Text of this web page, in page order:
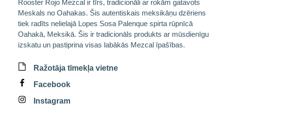
Rooster Rojo Mezcal ir tīrs, tradicionāli ar rokām gatavots
Meskals no Oahakas. Šis autentiskais meksikāņu dzēriens
tiek radīts nelielajā Lopes Sosa Palenque spirta rūpnīcā
Oahakā, Meksikā. Šis ir tradicionāls produkts ar mūsdienīgu
izskatu un pastiprina visas labākās Mezcal īpašības.
Ražotāja tīmekļa vietne
Facebook
Instagram